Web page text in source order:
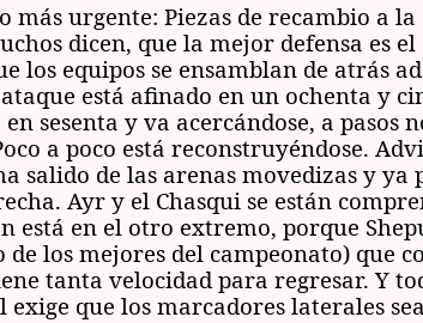
más urgente: Piezas de recambio a
dicen, que la mejor defensa es el
los equipos se ensamblan de atrás
está afinado en un ochenta y
en sesenta y va acercándose, a pasos
a poco está reconstruyéndose.
salido de las arenas movedizas y
Ayr y el Chasqui se están
está en el otro extremo, porque
los mejores del campeonato) que
tanta velocidad para regresar. Y
que los marcadores laterales